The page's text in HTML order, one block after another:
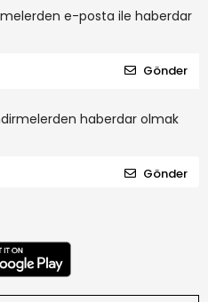
e-posta ile haberdar
Gönder
haberdar olmak
Gönder